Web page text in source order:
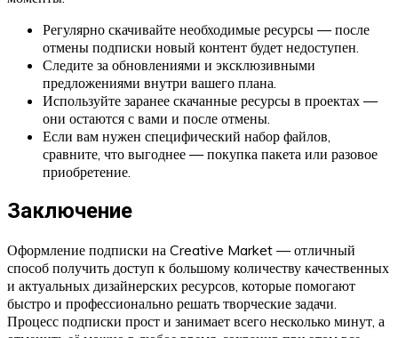
Регулярно скачивайте необходимые ресурсы — после
отмены подписки новый контент будет недоступен.
Следите за обновлениями и эксклюзивными
предложениями внутри вашего плана.
Используйте заранее скачанные ресурсы в проектах —
они остаются с вами и после отмены.
Если вам нужен специфический набор файлов,
сравните, что выгоднее — покупка пакета или разовое
приобретение.
Заключение
Оформление подписки на Creative Market — отличный
способ получить доступ к большому количеству качественных
и актуальных дизайнерских ресурсов, которые помогают
быстро и профессионально решать творческие задачи.
Процесс подписки прост и занимает всего несколько минут, а